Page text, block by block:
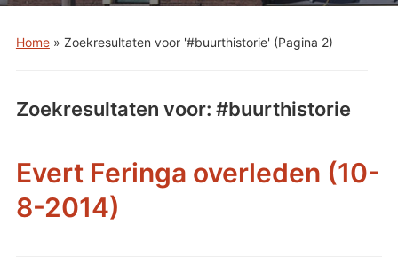
menu
Home» Zoekresultaten voor '#buurthistorie' (Pagina 2)
Zoekresultaten voor: #buurthistorie
Evert Feringa overleden (10-
8-2014)